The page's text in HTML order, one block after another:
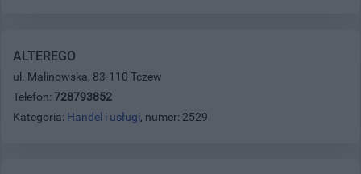
ALTEREGO
ul. Malinowska, 83-110 Tczew
Telefon: 728793852
Kategoria: Handel i usługi, numer: 2529